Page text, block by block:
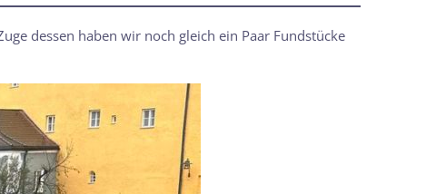
dessen haben wir noch gleich ein Paar Fundstücke